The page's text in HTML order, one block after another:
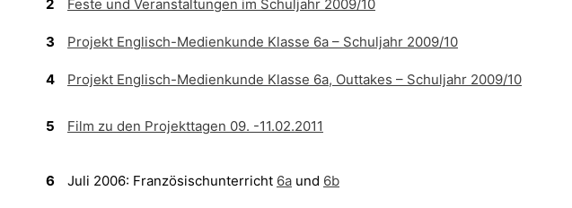
2
Feste und Veranstaltungen im Schuljahr 2009/10
3
Projekt Englisch-Medienkunde Klasse 6a – Schuljahr 2009/10
4
Projekt Englisch-Medienkunde Klasse 6a, Outtakes – Schuljahr 2009/10
5 Film zu den Projekttagen 09. -11.02.2011
6 Juli 2006: Französischunterricht 6a und 6b